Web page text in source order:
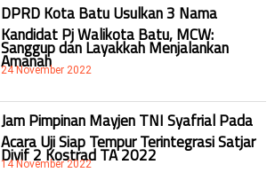
DPRD Kota Batu Usulkan 3 Nama
Kandidat Pj Walikota Batu, MCW:
Sanggup dan Layakkah Menjalankan
Amanah
24 November 2022
Jam Pimpinan Mayjen TNI Syafrial Pada
Acara Uji Siap Tempur Terintegrasi Satjar
Divif 2 Kostrad TA 2022
14 November 2022